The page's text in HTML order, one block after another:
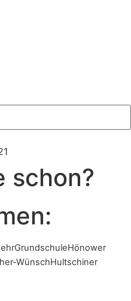
schon?
GrundschuleHönower
WünschHultschiner